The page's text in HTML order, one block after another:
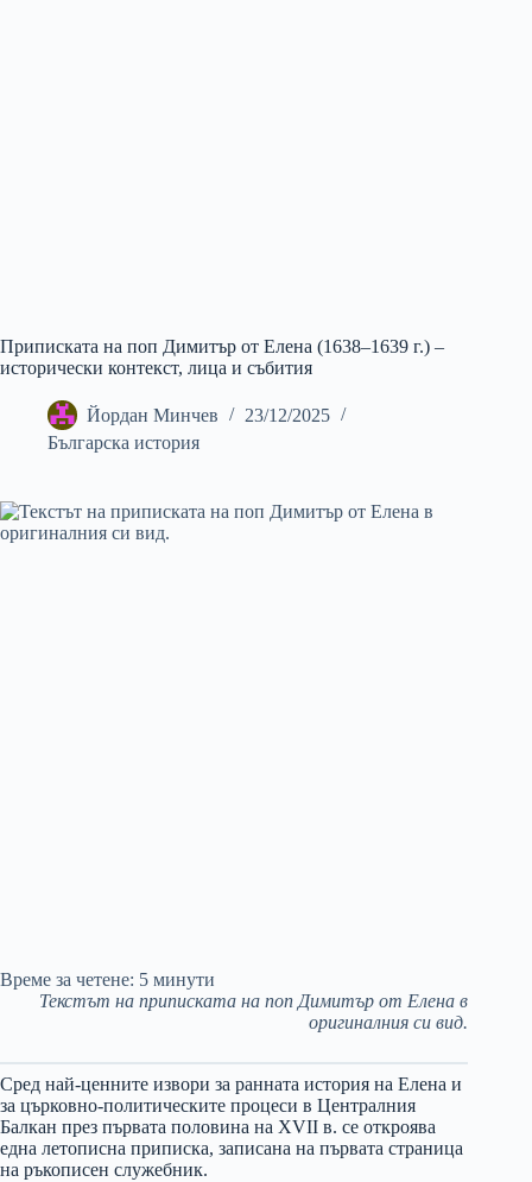
Приписката на поп Димитър от Елена (1638–1639 г.) –
исторически контекст, лица и събития
Йордан Минчев
23/12/2025
Българска история
Време за четене: 5 минути
Текстът на приписката на поп Димитър от Елена в
оригиналния си вид.
Сред най-ценните извори за ранната история на Елена и
за църковно-политическите процеси в Централния
Балкан през първата половина на XVII в. се откроява
една летописна приписка, записана на първата страница
на ръкописен служебник.